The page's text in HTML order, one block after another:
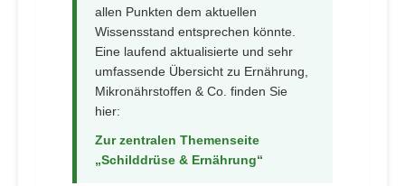
allen Punkten dem aktuellen
Wissensstand entsprechen könnte.
Eine laufend aktualisierte und sehr
umfassende Übersicht zu Ernährung,
Mikronährstoffen & Co. finden Sie
hier:
Zur zentralen Themenseite
„Schilddrüse & Ernährung“